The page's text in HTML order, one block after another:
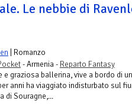
Le nebbie di
| Romanzo
- Armenia - Reparto Fantasy
e graziosa ballerina, vive a bordo di
anni ha viaggiato indisturbato sul
di Souragne,...